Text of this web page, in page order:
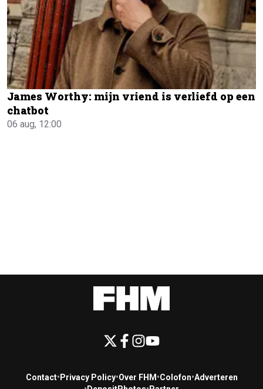
James Worthy: mijn vriend is verliefd op een
chatbot
06 aug, 12:00
Contact• Privacy Policy•Over FHM •Colofon•Adverteren